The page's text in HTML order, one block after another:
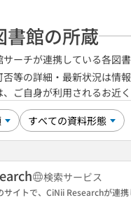
書館の所蔵
ーチが連携している各図
等の詳細・最新状況は情
ご自身が利用されるお近
検索サービス
サイトで、CiNii Researchが連